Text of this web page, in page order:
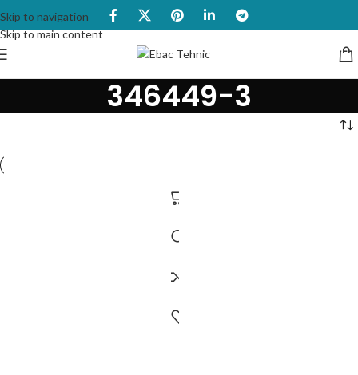
Skip to navigation
Skip to main content
346449-3